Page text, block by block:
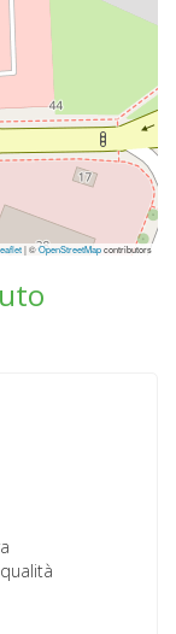
|©OpenStreetMapcontributors